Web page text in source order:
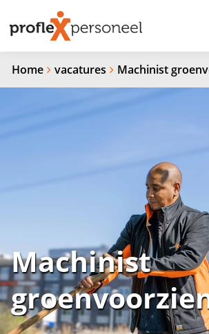
Home vacatures Machinist
Machinist